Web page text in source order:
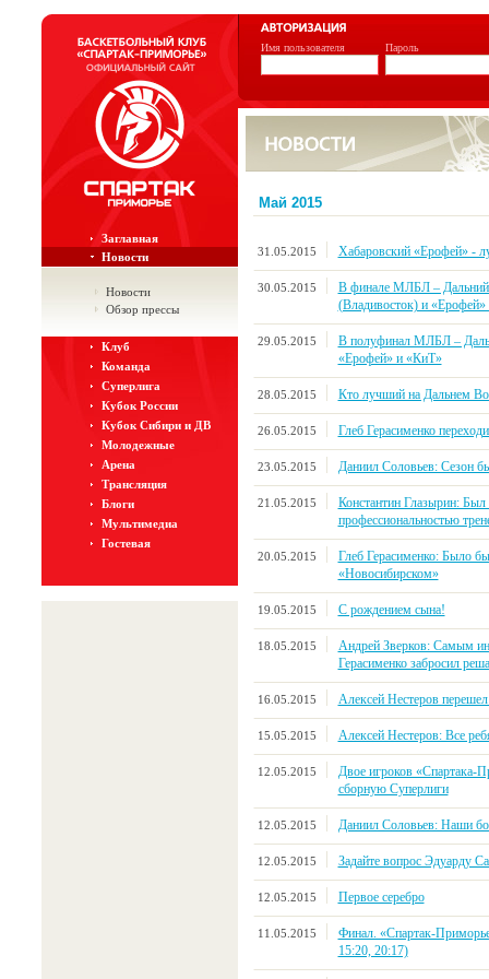
Имя пользователя Пароль
Заглавная
Новости
Новости
Обзор прессы
Клуб
Команда
Суперлига
Кубок России
Кубок Сибири и ДВ
Молодежные
Арена
Трансляция
Блоги
Мультимедиа
Гостевая
Май 2015
31.05.2015 Хабаровский «Ерофей» -
30.05.2015
В финале МЛБЛ – Дальний
(Владивосток) и
29.05.2015
В полуфинал МЛБЛ –
«Ерофей» и «КиТ»
28.05.2015 Кто лучший на Дальнем
26.05.2015 Глеб Герасименко
23.05.2015 Даниил Соловьев: Сезон
21.05.2015
Константин Глазырин: Был
профессиональностью
20.05.2015
Глеб Герасименко: Было
«Новосибирском»
19.05.2015 С рождением сына!
18.05.2015
Андрей Зверков: Самым
Герасименко забросил
16.05.2015 Алексей Нестеров
15.05.2015 Алексей Нестеров: Все
12.05.2015
Двое игроков «Спартака-
сборную Суперлиги
12.05.2015 Даниил Соловьев: Наши
12.05.2015 Задайте вопрос Эдуарду
12.05.2015 Первое серебро
11.05.2015
Финал. «Спартак-
15:20, 20:17)